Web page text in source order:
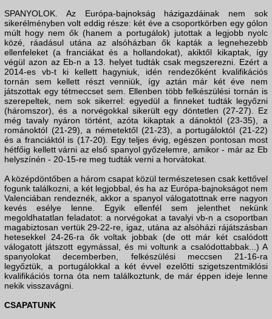
SPANYOLOK. Az Európa-bajnokság házigazdáinak nem sok
sikerélményben volt eddig része: két éve a csoportkörben egy gólon
múlt hogy nem ők (hanem a portugálok) jutottak a legjobb nyolc
közé, ráadásul utána az alsóházban ők kapták a legnehezebb
ellenfeleket (a franciákat és a hollandokat), akiktől kikaptak, így
végül azon az Eb-n a 13. helyet tudták csak megszerezni. Ezért a
2014-es vb-t ki kellett hagyniuk, idén rendezőként kvalifikációs
tornán sem kellett részt venniük, így aztán már két éve nem
játszottak egy tétmeccset sem. Ellenben több felkészülési tornán is
szerepeltek, nem sok sikerrel: egyedül a finneket tudták legyőzni
(háromszor), és a norvégokkal sikerült egy döntetlen (27-27). Ez
még tavaly nyáron történt, azóta kikaptak a dánoktól (23-35), a
románoktól (21-29), a németektől (21-23), a portugáloktól (21-22)
és a franciáktól is (17-20). Egy teljes évig, egészen pontosan most
hétfőig kellett várni az első spanyol győzelemre, amikor - már az Eb
helyszínén - 20-15-re meg tudták verni a horvátokat.
A középdöntőben a három csapat közül természetesen csak kettővel
fogunk találkozni, a két legjobbal, és ha az Európa-bajnokságot nem
Valenciában rendeznék, akkor a spanyol válogatottnak erre nagyon
kevés esélye lenne. Egyik ellenfél sem jelenthet nekünk
megoldhatatlan feladatot: a norvégokat a tavalyi vb-n a csoportban
magabiztosan vertük 29-22-re, igaz, utána az alsóházi rájátszásban
hetesekkel 24-26-ra ők voltak jobbak (de ott már két csalódott
válogatott játszott egymással, és mi voltunk a csalódottabbak...) A
spanyolokat decemberben, felkészülési meccsen 21-16-ra
legyőztük, a portugálokkal a két évvel ezelőtti szigetszentmiklósi
kvalifikációs torna óta nem találkoztunk, de már éppen ideje lenne
nekik visszavágni.
CSAPATUNK